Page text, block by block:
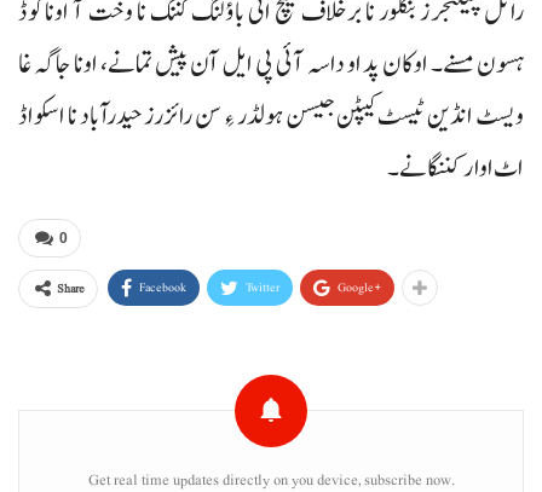
رائل چیلنجرز بنگلور نا برخلاف میچ اٹی باؤلنگ کننگ نا وخت آ اوناگوڈ
ہسون مسنے۔ اوکان پد او داسہ آئی پی ایل آن پیش تمانے، اونا جاگہ غا
ویسٹ انڈین ٹیسٹ کیپٹن جیسن ہولڈر ءِ سن رائزرز حیدرآباد نا اسکواڈ
اٹ اوار کننگانے۔
0
Share Facebook Twitter Google+
Get real time updates directly on you device, subscribe now.